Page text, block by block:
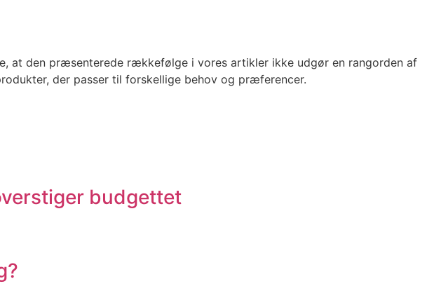
at den præsenterede rækkefølge i vores artikler ikke udgør en rangorden af
der passer til forskellige behov og præferencer.
budgettet